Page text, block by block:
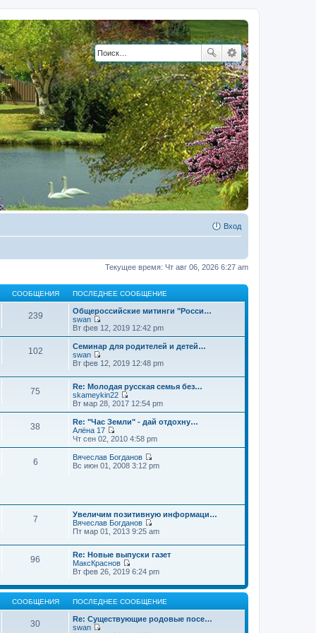
Вход
Текущее время: Чт авг 06, 2026 6:27 am
СООБЩЕНИЯ ПОСЛЕДНЕЕ СООБЩЕНИЕ
239
Общероссийские митинги "Росси…
swan
П
е
р
е
й
т
и
к
п
о
с
л
е
д
м
у
б
щ
е
н
ю
Вт фев 12, 2019 12:42 pm
102
Семинар для родителей и детей…
swan
П
р
е
й
т
и
к
п
о
с
л
е
у
с
о
о
щ
е
н
и
Вт фев 12, 2019 12:48 pm
75
Re: Молодая русская семья без…
skameykin22
П
е
р
е
й
к
п
е
д
н
е
у
с
о
о
щ
н
ю
Вт мар 28, 2017 12:54 pm
38
Re: "Час Земли" - дай отдохну…
Алёна 17
П
е
р
е
й
п
о
с
л
д
н
е
м
с
о
о
щ
Чт сен 02, 2010 4:58 pm
6
Вячеслав Богданов
П
т
и
п
л
д
е
м
у
с
Вс июн 01, 2008 3:12 pm
7
Увеличим позитивную информаци…
Вячеслав Богданов
П
р
е
т
к
п
о
л
Пт мар 01, 2013 9:25 am
96
Re: Новые выпуски газет
МаксКраснов
П
р
е
й
т
и
Вт фев 26, 2019 6:24 pm
СООБЩЕНИЯ ПОСЛЕДНЕЕ СООБЩЕНИЕ
30
Re: Существующие родовые посе…
swan